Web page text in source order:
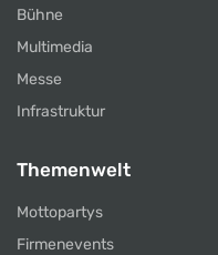
Bühne
Multimedia
Messe
Infrastruktur
Themenwelt
Mottopartys
Firmenevents